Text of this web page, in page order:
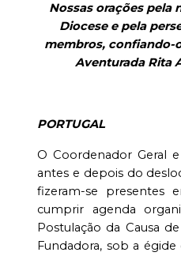
Nossas orações pela
Diocese e pela
membros, confiando-
Aventurada Rita
PORTUGAL
O Coordenador Geral
antes e depois do
fizeram-se presentes
cumprir agenda
Postulação da Causa
Fundadora, sob a